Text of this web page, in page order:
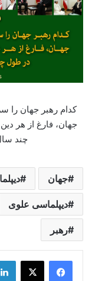
کدام رهبر جهان را
چند
جهان
دیپلماسی علوی
رهبر